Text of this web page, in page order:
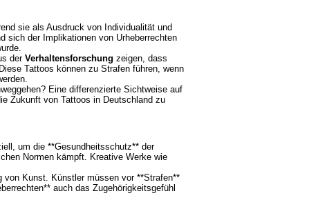
sie als Ausdruck von Individualität und
sich der Implikationen von Urheberrechten
der Verhaltensforschung zeigen, dass
Tattoos können zu Strafen führen, wenn
Eine differenzierte Sichtweise auf
Zukunft von Tattoos in Deutschland zu
um die **Gesundheitsschutz** der
Normen kämpft. Kreative Werke wie
von Kunst. Künstler müssen vor **Strafen**
auch das Zugehörigkeitsgefühl